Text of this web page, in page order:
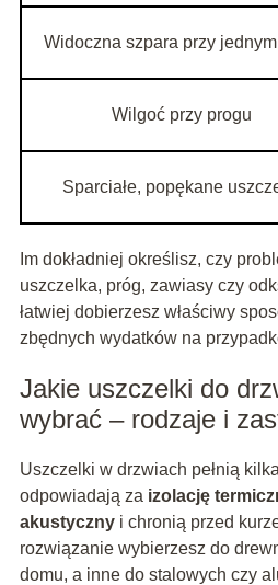
Widoczna szpara przy
Wilgoć przy progu
Sparciałe, popękane
Im dokładniej określisz, czy
uszczelka, próg, zawiasy czy
łatwiej dobierzesz właściwy
zbędnych wydatków na
Jakie uszczelki do
wybrać – rodzaje i
Uszczelki w drzwiach pełnią
odpowiadają za izolację
akustycznyi chronią przed
rozwiązanie wybierzesz do
domu, a inne do stalowych czy